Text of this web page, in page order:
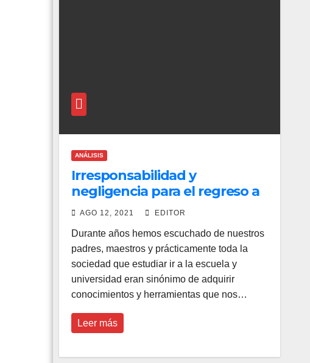
ANÁLISIS
Irresponsabilidad y
negligencia para el regreso a
clases.
AGO 12, 2021 EDITOR
Durante años hemos escuchado de nuestros
padres, maestros y prácticamente toda la
sociedad que estudiar ir a la escuela y
universidad eran sinónimo de adquirir
conocimientos y herramientas que nos…
Leer más